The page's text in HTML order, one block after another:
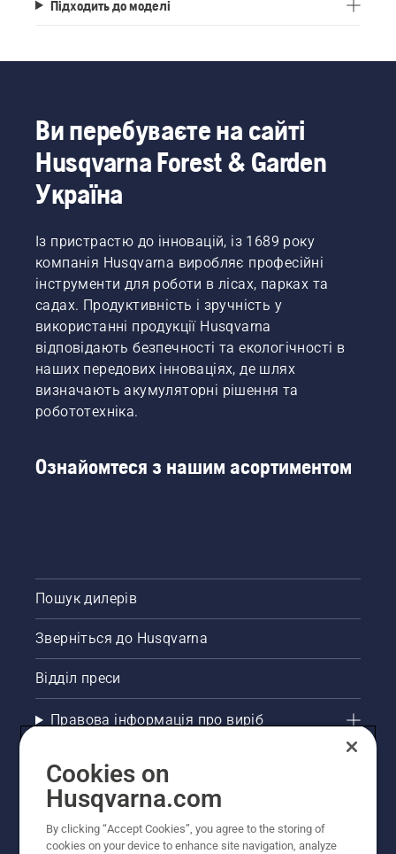
Підходить до моделі
Ви перебуваєте на сайті
Husqvarna Forest & Garden
Україна
Із пристрастю до інновацій, із 1689 року
компанія Husqvarna виробляє професійні
інструменти для роботи в лісах, парках та
садах. Продуктивність і зручність у
використанні продукції Husqvarna
відповідають безпечності та екологічності в
наших передових інноваціях, де шлях
визначають акумуляторні рішення та
робототехніка.
Ознайомтеся з нашим асортиментом
Пошук дилерів
Зверніться до Husqvarna
Відділ преси
Правова інформація про виріб
Інші сайти Husqvarna
Рекомендовані інтернет-магазини
Cookies on
Husqvarna.com
By clicking “Accept Cookies”, you agree to the storing of
cookies on your device to enhance site navigation, analyze